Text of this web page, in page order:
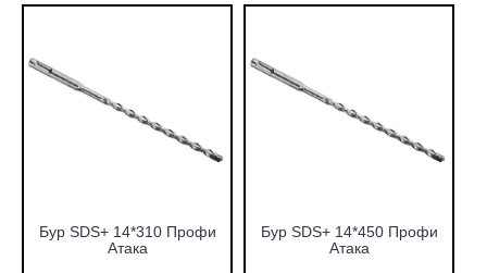
Бур SDS+ 14*310 Профи
Атака
Бур SDS+ 14*450 Профи
Атака